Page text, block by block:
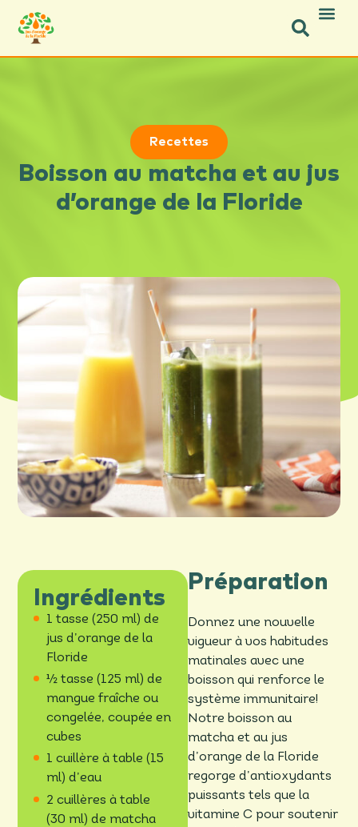
Recettes
Boisson au matcha et au jus
d’orange de la Floride
Ingrédients
1 tasse (250 ml) de
jus d’orange de la
Floride
½ tasse (125 ml) de
mangue fraîche ou
congelée, coupée en
cubes
1 cuillère à table (15
ml) d’eau
2 cuillères à table
(30 ml) de matcha
Préparation
Donnez une nouvelle
vigueur à vos habitudes
matinales avec une
boisson qui renforce le
système immunitaire!
Notre boisson au
matcha et au jus
d’orange de la Floride
regorge d’antioxydants
puissants tels que la
vitamine C pour soutenir